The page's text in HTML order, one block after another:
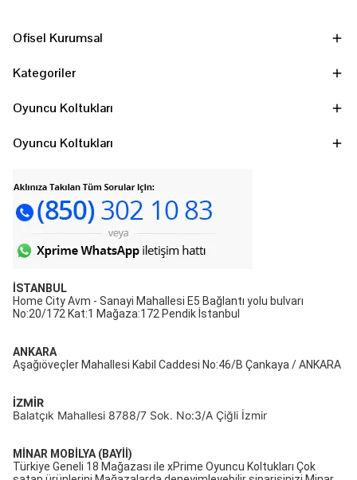
Ofisel Kurumsal
Kategoriler
Oyuncu Koltukları
Oyuncu Koltukları
İSTANBUL
Home City Avm - Sanayi Mahallesi E5 Bağlantı yolu bulvarı
No:20/172 Kat:1 Mağaza:172 Pendik İstanbul
ANKARA
Aşağıöveçler Mahallesi Kabil Caddesi No:46/B Çankaya / ANKARA
İZMİR
Balatçık Mahallesi 8788/7 Sok. No:3/A Çiğli İzmir
MİNAR MOBİLYA (BAYİİ)
Türkiye Geneli 18 Mağazası ile xPrime Oyuncu Koltukları Çok